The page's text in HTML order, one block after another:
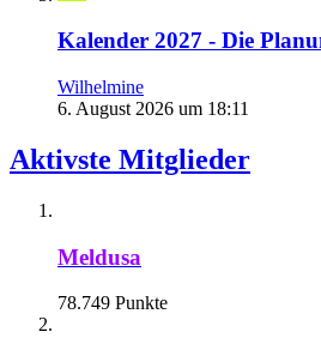
Kalender 2027 - Die
Wilhelmine
6. August 2026 um 18:11
Aktivste Mitglieder
Meldusa
78.749 Punkte